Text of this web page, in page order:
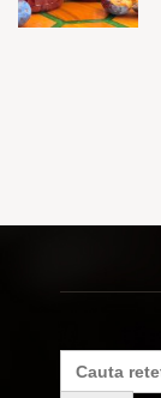
Search
for: